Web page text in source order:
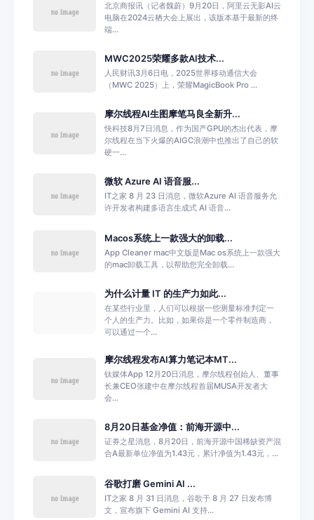
北京商报讯（记者魏蔚）9月20日，阿里云无影AI云
电脑在2024云栖大会上展出，该版本基于最新的终
端...
MWC2025荣耀多款AI技术...
人民财讯3月6日电，2025世界移动通信大会
（MWC 2025）上，荣耀MagicBook Pro ...
摩尔线程AI生图摩笔马良全新升...
快科技8月7日消息，作为国产GPU的杰出代表，摩
尔线程在当下火爆的AIGC浪潮中也推出了自己的软
硬一...
微软 Azure AI 语音服...
IT之家 8 月 23 日消息，微软Azure AI 语音服务允
许开发者构建多语言生成式 AI 语音...
Macos系统上一款强大的卸载...
App Cleaner mac中文版是Mac os系统上一款强大
的mac卸载工具，以帮助您完全卸载...
为什么计量 IT 的生产力如此...
在某些行业里，人们可以根据一些测量标准判定一
个人的生产力。比如，如果你是一个零件制造商，
可以通过一个...
摩尔线程发布AI算力笔记本MT...
钛媒体App 12月20日消息，摩尔线程创始人、董事
长兼CEO张建中在摩尔线程首届MUSA开发者大
会...
8月20日基金净值：前海开源中...
证券之星消息，8月20日，前海开源中国稀缺资产混
合A最新单位净值为1.43元，累计净值为1.43元，...
谷歌打磨 Gemini AI ...
IT之家 8 月 31 日消息，谷歌于 8 月 27 日发布博
文，宣布旗下 Gemini AI 支持...